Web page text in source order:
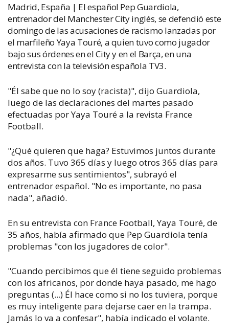
Madrid, España | El español Pep Guardiola,
entrenador del Manchester City inglés, se defendió este
domingo de las acusaciones de racismo lanzadas por
el marfileño Yaya Touré, a quien tuvo como jugador
bajo sus órdenes en el City y en el Barça, en una
entrevista con la televisión española TV3.
"Él sabe que no lo soy (racista)", dijo Guardiola,
luego de las declaraciones del martes pasado
efectuadas por Yaya Touré a la revista France
Football.
"¿Qué quieren que haga? Estuvimos juntos durante
dos años. Tuvo 365 días y luego otros 365 días para
expresarme sus sentimientos", subrayó el
entrenador español. "No es importante, no pasa
nada", añadió.
En su entrevista con France Football, Yaya Touré, de
35 años, había afirmado que Pep Guardiola tenía
problemas "con los jugadores de color".
"Cuando percibimos que él tiene seguido problemas
con los africanos, por donde haya pasado, me hago
preguntas (...) Él hace como si no los tuviera, porque
es muy inteligente para dejarse caer en la trampa.
Jamás lo va a confesar", había indicado el volante.